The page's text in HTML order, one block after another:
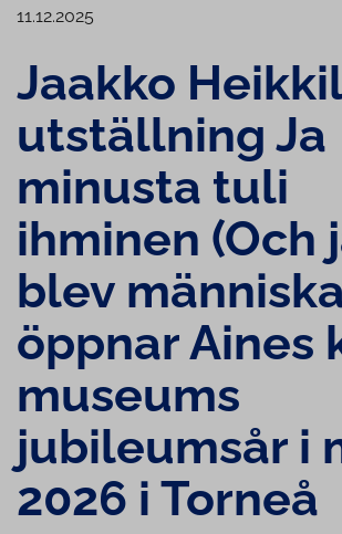
11.12.2025
Jaakko
utställning Ja
minusta tuli
ihminen (Och
blev
öppnar Aines
mu­seums
jubileumsår i
2026 i Torneå